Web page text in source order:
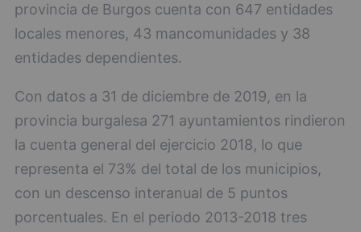
provincia de Burgos cuenta con 647 entidades
locales menores, 43 mancomunidades y 38
entidades dependientes.
Con datos a 31 de diciembre de 2019, en la
provincia burgalesa 271 ayuntamientos rindieron
la cuenta general del ejercicio 2018, lo que
representa el 73% del total de los municipios,
con un descenso interanual de 5 puntos
porcentuales. En el periodo 2013-2018 tres